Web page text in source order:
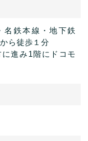
名鉄本線・地下鉄
ら徒歩１分
進み1階にドコモ